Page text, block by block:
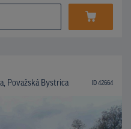
Považská Bystrica ID 42664